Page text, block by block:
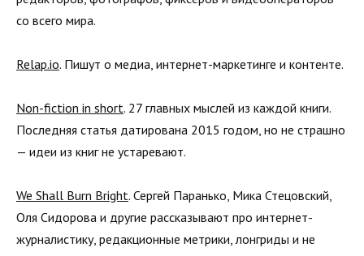
со всего мира.
Relap.io. Пишут о медиа, интернет-маркетинге и контенте.
Non-fiction in short. 27 главных мыслей из каждой книги.
Последняя статья датирована 2015 годом, но не страшно
— идеи из книг не устаревают.
We Shall Burn Bright. Сергей Паранько, Мика Стецовский,
Оля Сидорова и другие рассказывают про интернет-
журналистику, редакционные метрики, лонгриды и не